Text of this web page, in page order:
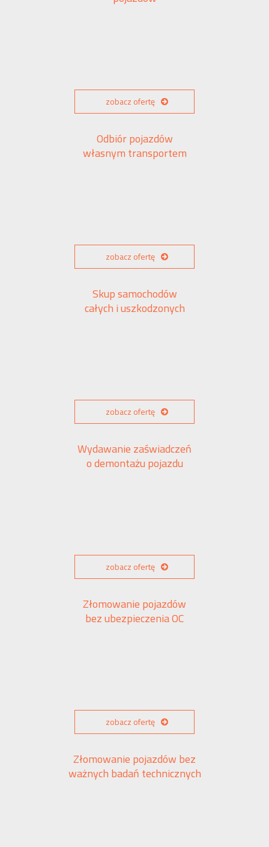
zobacz ofertę
Odbiór pojazdów
własnym transportem
zobacz ofertę
Skup samochodów
całych i uszkodzonych
zobacz ofertę
Wydawanie zaświadczeń
o demontażu pojazdu
zobacz ofertę
Złomowanie pojazdów
bez ubezpieczenia OC
zobacz ofertę
Złomowanie pojazdów bez
ważnych badań technicznych